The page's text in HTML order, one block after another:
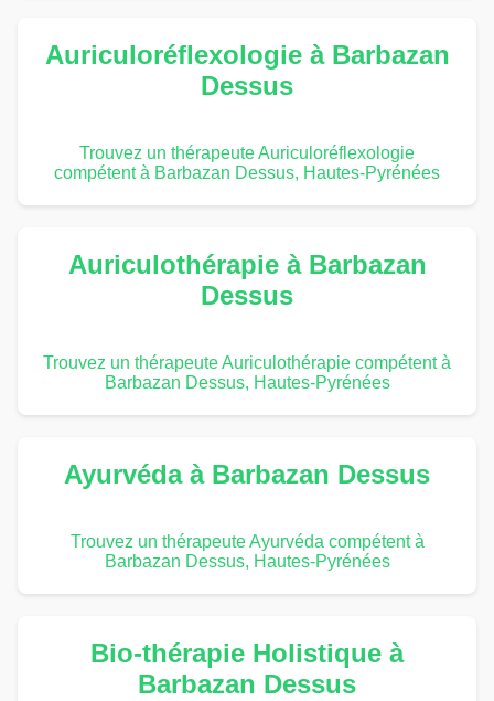
Auriculoréflexologie à Barbazan
Dessus
Trouvez un thérapeute Auriculoréflexologie
compétent à Barbazan Dessus, Hautes-Pyrénées
Auriculothérapie à Barbazan
Dessus
Trouvez un thérapeute Auriculothérapie compétent à
Barbazan Dessus, Hautes-Pyrénées
Ayurvéda à Barbazan Dessus
Trouvez un thérapeute Ayurvéda compétent à
Barbazan Dessus, Hautes-Pyrénées
Bio-thérapie Holistique à
Barbazan Dessus